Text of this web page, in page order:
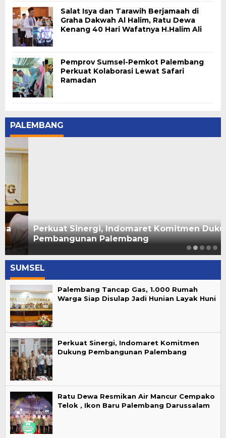
Salat Isya dan Tarawih Berjamaah di
Graha Dakwah Al Halim, Ratu Dewa
Kenang 40 Hari Wafatnya H.Halim Ali
Pemprov Sumsel-Pemkot Palembang
Perkuat Kolaborasi Lewat Safari
Ramadan
PALEMBANG
Perkuat Sinergi, Indomaret Komitmen Dukung
Pembangunan Palembang
SUMSEL
Palembang Tancap Gas, 1.000 Rumah
Warga Siap Disulap Jadi Hunian Layak Huni
Perkuat Sinergi, Indomaret Komitmen
Dukung Pembangunan Palembang
Ratu Dewa Resmikan Air Mancur Cempako
Telok , Ikon Baru Palembang Darussalam